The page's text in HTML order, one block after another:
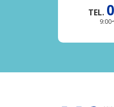
TEL.
9:00